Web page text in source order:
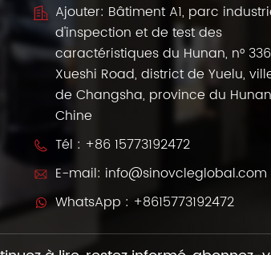
Ajouter: Bâtiment A1, parc
d'inspection et de test des
caractéristiques du Hunan, n° 336
Xueshi Road, district de Yuelu,
de Changsha, province du
Chine
Tél : +86 15773192472
E-mail: info@sinovcleglobal.com
WhatsApp : +8615773192472